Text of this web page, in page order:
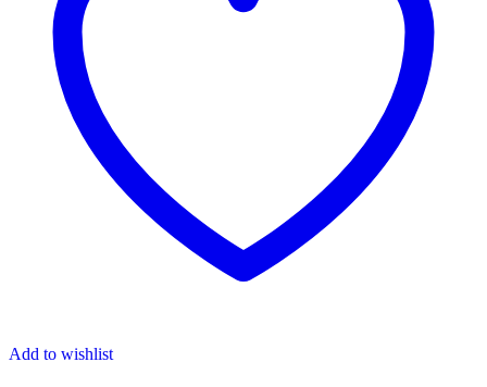
Add to wishlist